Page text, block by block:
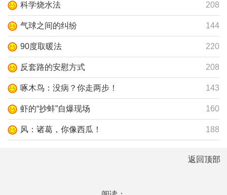
科学烧水法 208
气球之间的纠纷 144
90度取暖法 220
反套路的安慰方式 208
啄木鸟：没病？你走两步！ 143
虾的“抄蚌”自爆现场 160
风：诸葛，你像西瓜！ 188
返回顶部